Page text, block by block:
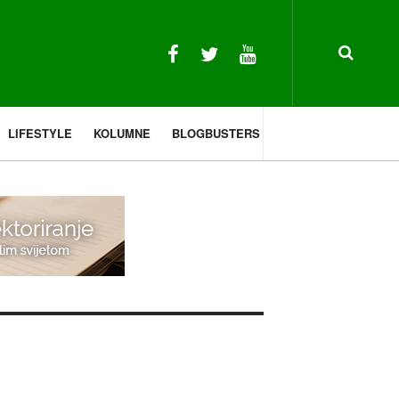
LIFESTYLE KOLUMNE BLOGBUSTERS